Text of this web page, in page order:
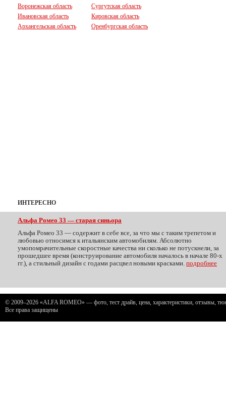
Воронежская область
Ивановская область
Архангельская область
Сургутская область
Кировская область
Оренбургская область
ИНТЕРЕСНО
Альфа Ромео 33 — старая синьора
Альфа Ромео 33 — содержит в себе все, за что мы с таким трепетом и
любовью относимся к итальянским автомобилям. Абсолютно
умопомрачительные скоростные качества ни сколько не потускнели, за
прошедшее время (конструирование автомобиля началось в начале 80-х
гг.), а стильный дизайн с годами расцвел новыми красками. подробнее
© 2009–2026 «ALFA ROMEO» — фото, тест драйв, цена, характеристики, отзывы,
Все права защищены